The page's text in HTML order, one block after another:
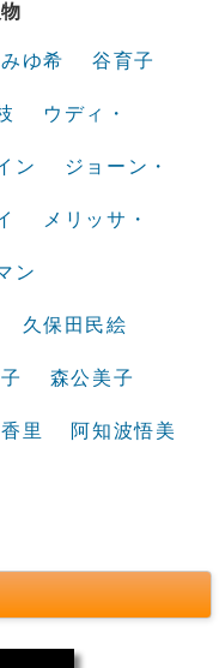
ゆ希 谷育子
ウディ・
ン ジョーン・
メリッサ・
ン
久保田民絵
森公美子
里 阿知波悟美